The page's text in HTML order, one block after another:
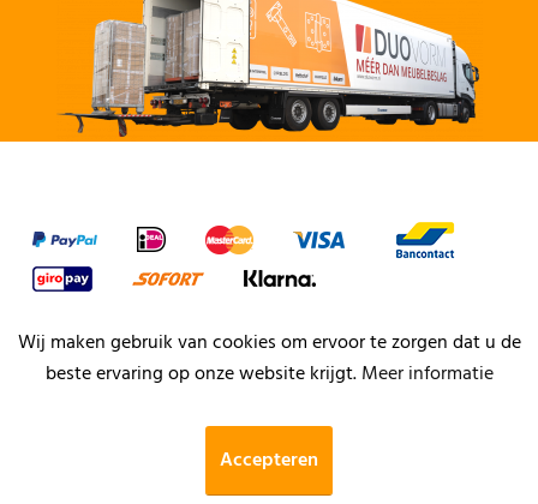
Wij maken gebruik van cookies om ervoor te zorgen dat u de
beste ervaring op onze website krijgt.Meer informatie
Accepteren